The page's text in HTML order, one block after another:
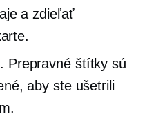
a zdieľať
. Prepravné štítky sú
aby ste ušetrili